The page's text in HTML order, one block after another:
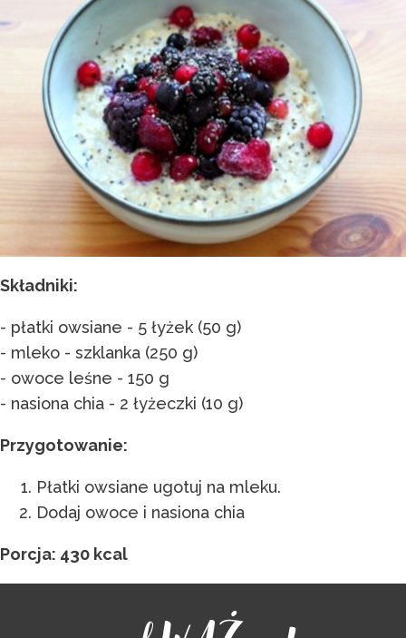
Składniki:
- płatki owsiane - 5 łyżek (50 g)
- mleko - szklanka (250 g)
- owoce leśne - 150 g
- nasiona chia - 2 łyżeczki (10 g)
Przygotowanie:
Płatki owsiane ugotuj na mleku.
Dodaj owoce i nasiona chia
Porcja: 430 kcal